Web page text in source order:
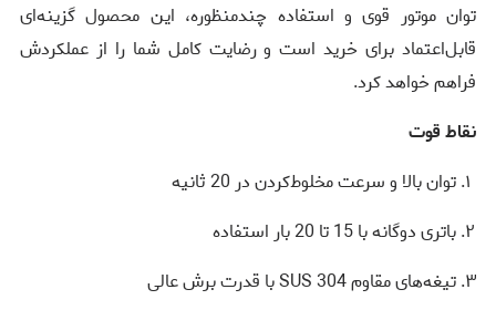
توان موتور قوی و استفاده چندمنظوره، این محصول گزینه‌ای
قابل‌اعتماد برای خرید است و رضایت کامل شما را از عملکردش
فراهم خواهد کرد.
نقاط قوت
توان بالا و سرعت مخلوط‌کردن در 20 ثانیه
باتری دوگانه با 15 تا 20 بار استفاده
تیغه‌های مقاوم SUS 304 با قدرت برش عالی